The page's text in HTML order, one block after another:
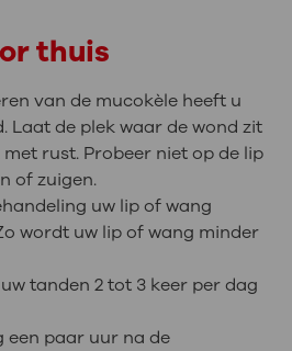
thuis
van de mucokèle heeft u
Laat de plek waar de wond zit
rust. Probeer niet op de lip
of zuigen.
uw lip of wang
wordt uw lip of wang minder
tanden 2 tot 3 keer per dag
een paar uur na de